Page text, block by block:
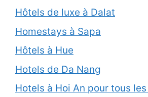
Hôtels de luxe à Dalat
Homestays à Sapa
Hôtels à Hue
Hotels de Da Nang
Hotels à Hoi An pour tous